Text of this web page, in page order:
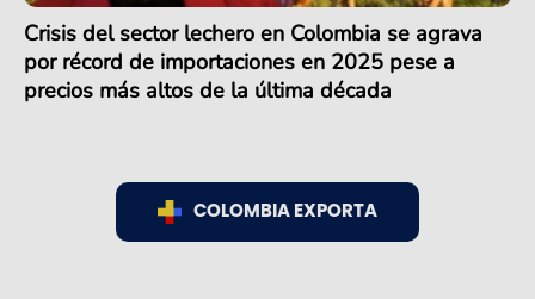
Crisis del sector lechero en Colombia se agrava
por récord de importaciones en 2025 pese a
precios más altos de la última década
COLOMBIA EXPORTA